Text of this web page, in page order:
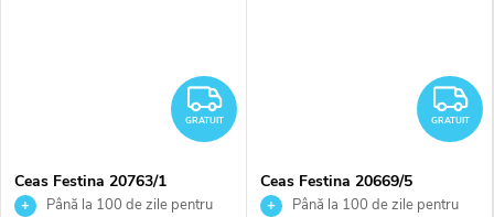
GRATUIT
GRATUIT
Ceas Festina 20763/1
Până la 100 de zile pentru
GRATUIT
Ceas Festina 20669/5
Până la 100 de zile pentru